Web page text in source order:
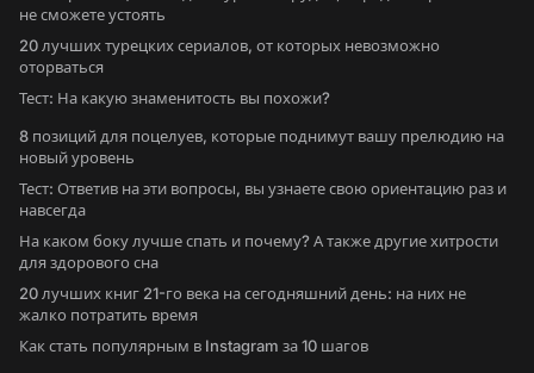
не сможете устоять
20 лучших турецких сериалов, от которых невозможно
оторваться
Тест: На какую знаменитость вы похожи?
8 позиций для поцелуев, которые поднимут вашу прелюдию на
новый уровень
Тест: Ответив на эти вопросы, вы узнаете свою ориентацию раз и
навсегда
На каком боку лучше спать и почему? А также другие хитрости
для здорового сна
20 лучших книг 21-го века на сегодняшний день: на них не
жалко потратить время
Как стать популярным в Instagram за 10 шагов